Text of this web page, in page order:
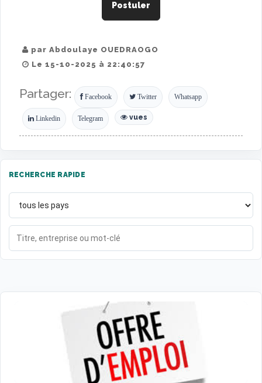
Postuler
par Abdoulaye OUEDRAOGO
Le 15-10-2025 à 22:40:57
Partager: Facebook Twitter Whatsapp
Linkedin Telegram vues
RECHERCHE RAPIDE